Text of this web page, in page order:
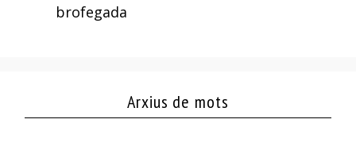
brofegada
Arxius de mots